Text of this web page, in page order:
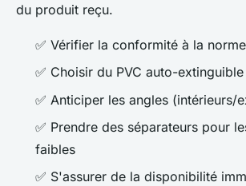
du produit reçu.
✅ Vérifier la conformité à la
✅ Choisir du PVC auto-extinguible
✅ Anticiper les angles (intérieurs/
✅ Prendre des séparateurs pour
faibles
✅ S'assurer de la disponibilité